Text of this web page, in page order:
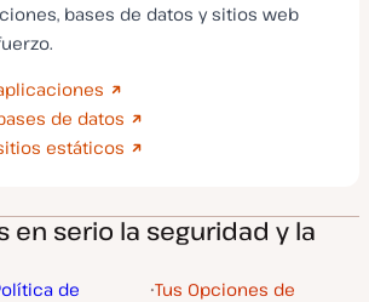
bases de datos y sitios web
de datos
estáticos
en serio la seguridad y la
de
Tus Opciones de